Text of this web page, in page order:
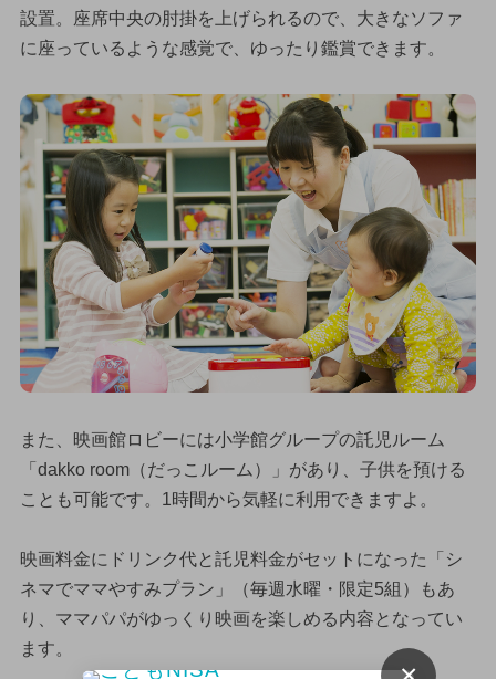
設置。座席中央の肘掛を上げられるので、大きなソファ
に座っているような感覚で、ゆったり鑑賞できます。
また、映画館ロビーには小学館グループの託児ルーム
「dakko room（だっこルーム）」があり、子供を預ける
ことも可能です。1時間から気軽に利用できますよ。
映画料金にドリンク代と託児料金がセットになった「シ
ネマでママやすみプラン」（毎週水曜・限定5組）もあ
り、ママパパがゆっくり映画を楽しめる内容となってい
ます。